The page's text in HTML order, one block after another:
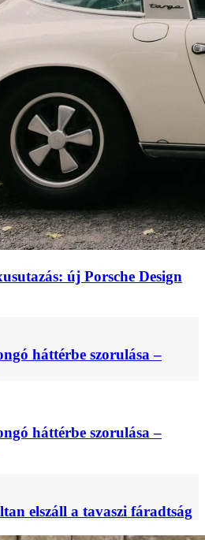
új Porsche Design
háttérbe szorulása –
háttérbe szorulása –
elszáll a tavaszi fáradtság